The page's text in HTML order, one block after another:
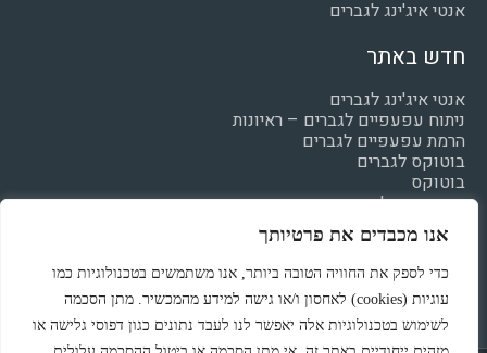
אנו מכבדים את פרטיותך
כדי לספק את החוויה הטובה ביותר, אנו משתמשים בטכנולוגיות כמו
עוגיות (cookies) לאחסון ו/או גישה למידע מהמכשיר. מתן הסכמה
לשימוש בטכנולוגיות אלה יאפשר לנו לעבד נתונים כגון דפוסי גלישה או
אנטי איג'ינג לגברים
חדש באתר
אנטי איג'ינג לגברים
ניתוח עפעפיים לגברים – ראיונות
הרמת עפעפיים לגברים
בוטוקס לגברים
בוטוקס
חומצה היאלרונית
מילוי קמטים
הצהרת נגישות מדיניות פרטיות